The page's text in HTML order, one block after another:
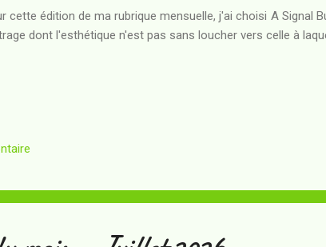
cette édition de ma rubrique mensuelle, j'ai choisi A Signal
dont l'esthétique n'est pas sans loucher vers celle à